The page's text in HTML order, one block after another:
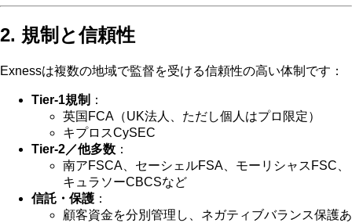
2. 規制と信頼性
Exnessは複数の地域で監督を受ける信頼性の高い体制です：
Tier‑1規制 ：
英国FCA（UK法人、ただし個人はプロ限定）
キプロスCySEC
Tier‑2／他多数 ：
南アFSCA、セーシェルFSA、モーリシャスFSC、
キュラソーCBCSなど
信託・保護 ：
顧客資金を分別管理し、ネガティブバランス保護あ